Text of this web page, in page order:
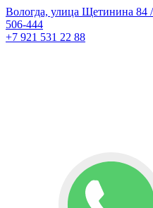
Вологда, улица Щетинина 84
506-444
+7 921 531 22 88